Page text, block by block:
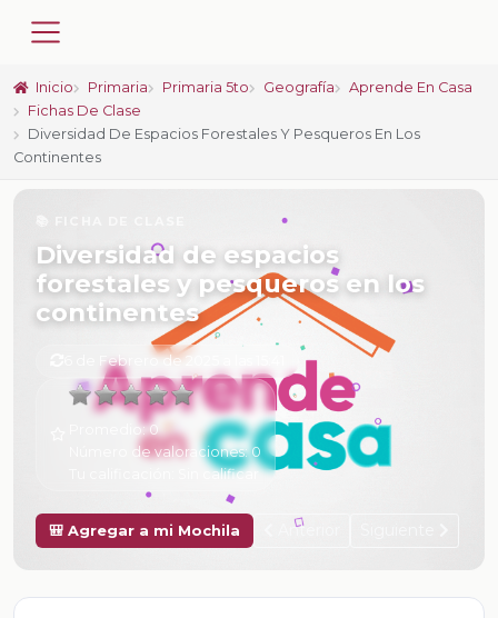
Inicio Primaria Primaria 5to Geografía
Aprende En Casa
Fichas De Clase
Diversidad De Espacios Forestales Y Pesqueros En Los
Continentes
Diversidad de espacios
forestales y pesqueros en los
continentes
6 de Febrero de 2025 a las 15:41
Promedio:0
Número de valoraciones:0
Sin calificar
🎒 Agregar a mi Mochila Anterior